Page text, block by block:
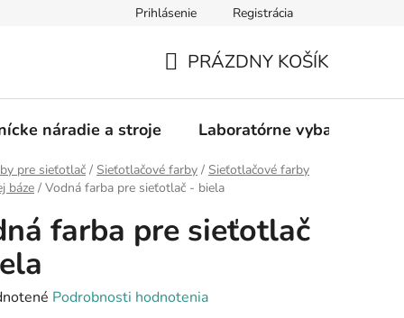
Prihlásenie Registrácia
KOŠÍK
PRÁZDNY KOŠÍK
náradie a stroje Laboratórne vybavenie
pre sieťotlač / Sieťotlačové farby / Sieťotlačové farby
báze / Vodná farba pre sieťotlač - biela
farba pre sieťotlač
Podrobnosti hodnotenia